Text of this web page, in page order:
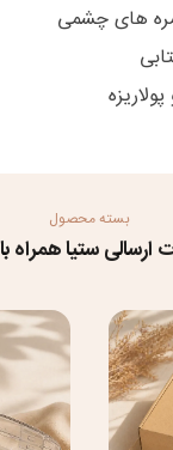
های چشمی
بسته محصول
ارسالی ستیا همراه